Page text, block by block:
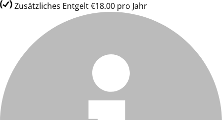
Zusätzliches Entgelt €18.00 pro Jahr